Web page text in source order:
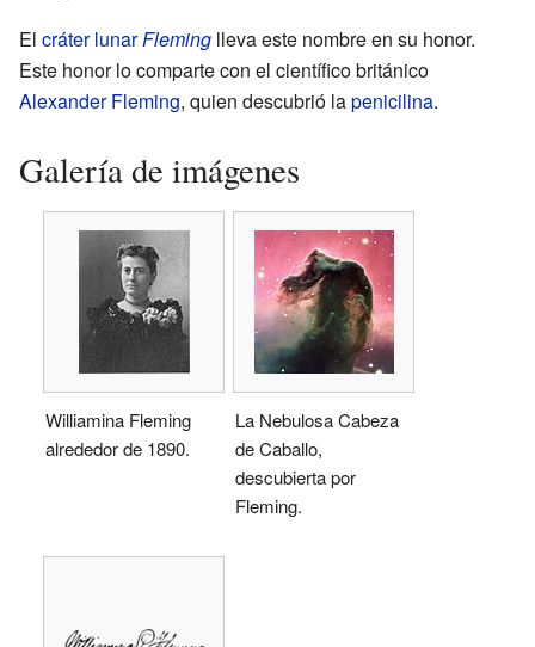
El cráter lunarFleming lleva este nombre en su honor.
Este honor lo comparte con el científico británico
Alexander Fleming, quien descubrió lapenicilina.
Galería de imágenes
Williamina Fleming
alrededor de 1890.
La Nebulosa Cabeza
de Caballo,
descubierta por
Fleming.